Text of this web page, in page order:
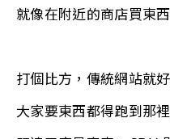
就像在附近的商店買東
打個比方，傳統網站就
大家要東西都得跑到那裡